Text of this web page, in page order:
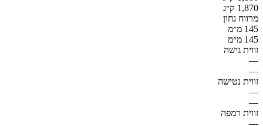
1,870 ק״ג
מרווח גחון
145 מ״מ
145 מ״מ
זווית גישה
—
—
זווית נטישה
—
—
זווית רמפה
—